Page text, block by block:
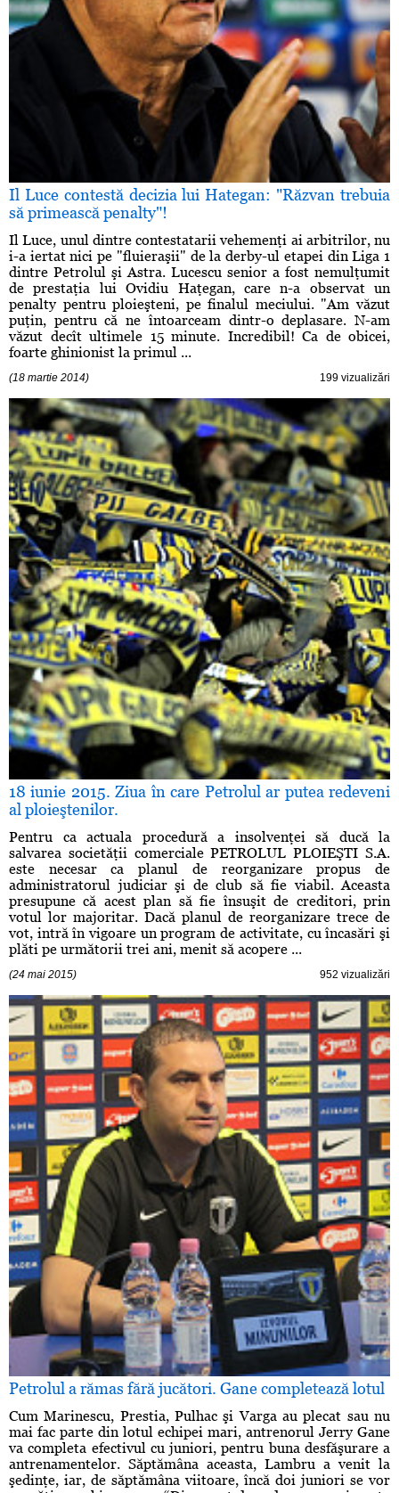
Il Luce contestă decizia lui Hategan: "Răzvan trebuia
să primească penalty"!
Il Luce, unul dintre contestatarii vehemenţi ai arbitrilor, nu
i-a iertat nici pe "fluieraşii" de la derby-ul etapei din Liga 1
dintre Petrolul şi Astra. Lucescu senior a fost nemulţumit
de prestaţia lui Ovidiu Haţegan, care n-a observat un
penalty pentru ploieşteni, pe finalul meciului. "Am văzut
puţin, pentru că ne întoarceam dintr-o deplasare. N-am
văzut decît ultimele 15 minute. Incredibil! Ca de obicei,
foarte ghinionist la primul ...
(18 martie 2014) 199 vizualizări
18 iunie 2015. Ziua în care Petrolul ar putea redeveni
al ploieştenilor.
Pentru ca actuala procedură a insolvenţei să ducă la
salvarea societăţii comerciale PETROLUL PLOIEŞTI S.A.
este necesar ca planul de reorganizare propus de
administratorul judiciar şi de club să fie viabil. Aceasta
presupune că acest plan să fie însuşit de creditori, prin
votul lor majoritar. Dacă planul de reorganizare trece de
vot, intră în vigoare un program de activitate, cu încasări şi
plăti pe următorii trei ani, menit să acopere ...
(24 mai 2015) 952 vizualizări
Petrolul a rămas fără jucători. Gane completează lotul
Cum Marinescu, Prestia, Pulhac şi Varga au plecat sau nu
mai fac parte din lotul echipei mari, antrenorul Jerry Gane
va completa efectivul cu juniori, pentru buna desfăşurare a
antrenamentelor. Săptămâna aceasta, Lambru a venit la
şedinţe, iar, de săptămâna viitoare, încă doi juniori se vor